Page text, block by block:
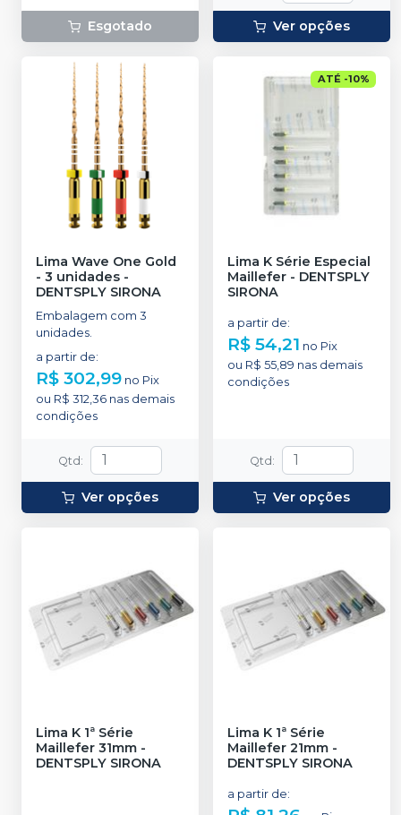
Esgotado Ver opções
Lima Wave One Gold
- 3 unidades -
DENTSPLY SIRONA
Embalagem com 3
unidades.
a partir de:
R$ 302,99 no Pix
ou R$ 312,36 nas demais
condições
Qtd:
Ver opções
ATÉ -10%
Lima K Série Especial
Maillefer - DENTSPLY
SIRONA
a partir de:
R$ 54,21 no Pix
ou R$ 55,89 nas demais
condições
Qtd:
Ver opções
Lima K 1ª Série
Maillefer 31mm -
DENTSPLY SIRONA
Lima K 1ª Série
Maillefer 21mm -
DENTSPLY SIRONA
a partir de: